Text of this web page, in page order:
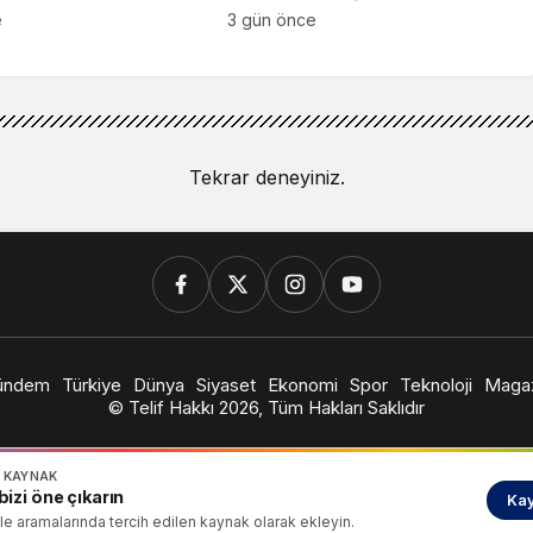
metrobüs çarptı!
3 gün önce
Tekrar deneyiniz.
Türkiye Dünya Siyaset Ekonomi Spor Teknoloji
© Telif Hakkı 2026, Tüm Hakları Saklıdır
KAYNAK
öne çıkarın
aramalarında tercih edilen kaynak olarak ekleyin.